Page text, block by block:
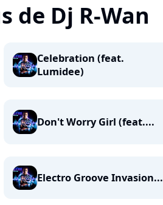
de Dj R-Wan
Celebration (feat.
Lumidee)
Don't Worry Girl (feat....
Electro Groove Invasion...